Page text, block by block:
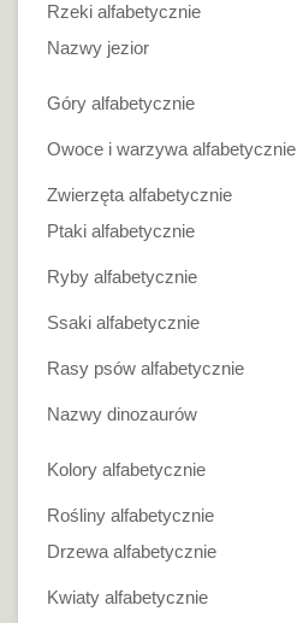
Rzeki alfabetycznie
Nazwy jezior
Góry alfabetycznie
Owoce i warzywa alfabetycznie
Zwierzęta alfabetycznie
Ptaki alfabetycznie
Ryby alfabetycznie
Ssaki alfabetycznie
Rasy psów alfabetycznie
Nazwy dinozaurów
Kolory alfabetycznie
Rośliny alfabetycznie
Drzewa alfabetycznie
Kwiaty alfabetycznie